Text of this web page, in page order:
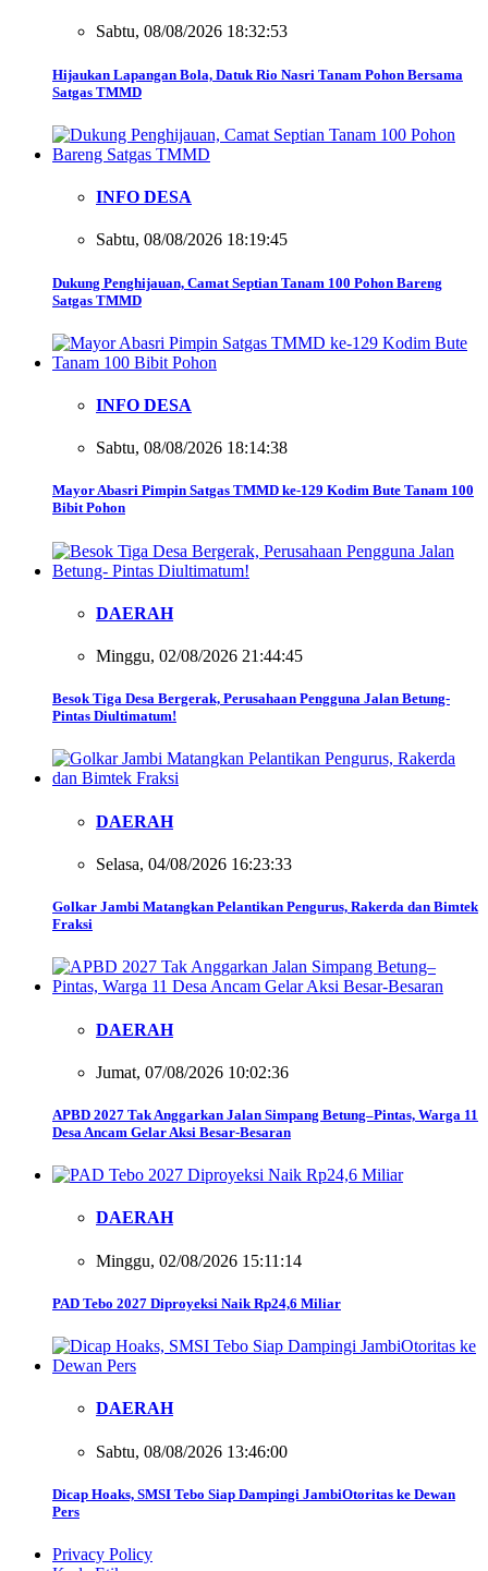
Sabtu, 08/08/2026 18:32:53
Hijaukan Lapangan Bola, Datuk Rio Nasri Tanam Pohon Bersama
Satgas TMMD
INFO DESA
Sabtu, 08/08/2026 18:19:45
Dukung Penghijauan, Camat Septian Tanam 100 Pohon Bareng
Satgas TMMD
INFO DESA
Sabtu, 08/08/2026 18:14:38
Mayor Abasri Pimpin Satgas TMMD ke-129 Kodim Bute Tanam 100
Bibit Pohon
DAERAH
Minggu, 02/08/2026 21:44:45
Besok Tiga Desa Bergerak, Perusahaan Pengguna Jalan Betung-
Pintas Diultimatum!
DAERAH
Selasa, 04/08/2026 16:23:33
Golkar Jambi Matangkan Pelantikan Pengurus, Rakerda dan Bimtek
Fraksi
DAERAH
Jumat, 07/08/2026 10:02:36
APBD 2027 Tak Anggarkan Jalan Simpang Betung–Pintas, Warga 11
Desa Ancam Gelar Aksi Besar-Besaran
DAERAH
Minggu, 02/08/2026 15:11:14
PAD Tebo 2027 Diproyeksi Naik Rp24,6 Miliar
DAERAH
Sabtu, 08/08/2026 13:46:00
Dicap Hoaks, SMSI Tebo Siap Dampingi JambiOtoritas ke Dewan
Pers
Privacy Policy